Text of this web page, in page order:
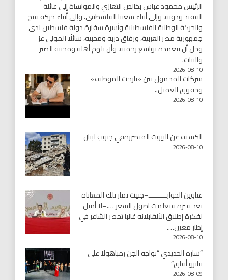
الرئيس محمود عباس بخالص التعازي والمواساة إلى عائلة
الفقيد وذويه، وإلى أبناء شعبنا الفلسطيني، وإلى أبناء حركة فتح
والحركة الوطنية الفلسطينية وأسرة سفارة دولة فلسطين لدى
جمهورية مصر العربية، ورفاق دربه ومحبيه، سائلًا المولى عز
وجل أن يتغمده بواسع رحمته، وأن يلهم أهله ومحبيه الصبر
والثبات.
2026-08-10
شركات المحمول بين «تارجت الموظف»
وحقوق العميل..
2026-08-10
الكشف عن البيوت المتضررةفي جنوب لبنان
2026-08-10
عناوين الحوارـــــــــ–جنيت ثمار تلك المعاناة
بعد فترة فتعلمت اصول الشعر ….–لا أميل
لفكرة إطلاق الألقابلانه غالبا تحصر الشاعر في
إطار معين….
2026-08-10
“سارة الحديدي “تواجه الجن زمباهولا على
تياترو أفاق”
2026-08-09